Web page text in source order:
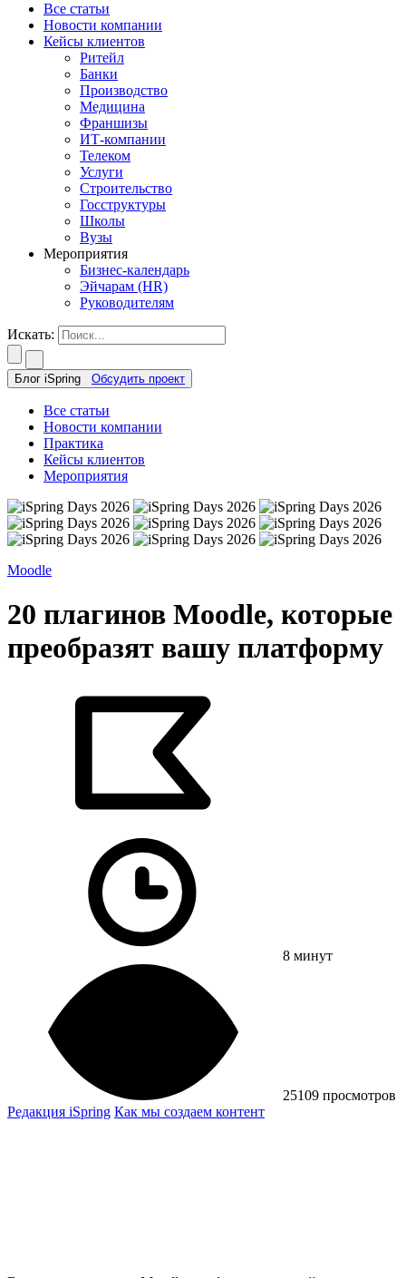
Все статьи
Новости компании
Кейсы клиентов
Ритейл
Банки
Производство
Медицина
Франшизы
ИТ-компании
Телеком
Услуги
Строительство
Госструктуры
Школы
Вузы
Мероприятия
Бизнес-календарь
Эйчарам (HR)
Руководителям
Искать:
Блог iSpring Обсудить проект
Все статьи
Новости компании
Практика
Кейсы клиентов
Мероприятия
Moodle
20 плагинов Moodle, которые
преобразят вашу платформу
8 минут
25109 просмотров
Редакция iSpring Как мы создаем контент